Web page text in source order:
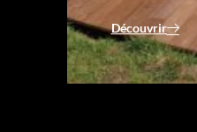
Découvrir